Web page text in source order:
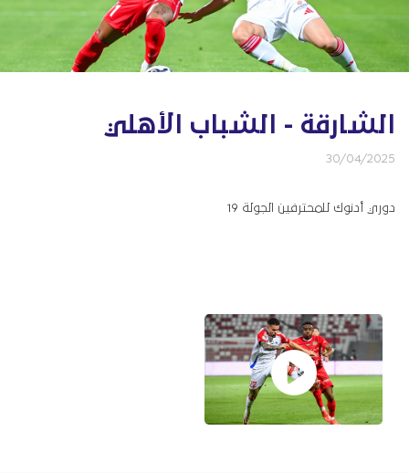
الشارقة - الشباب الأهلي
30/04/2025
دوري أدنوك للمحترفين الجولة 19